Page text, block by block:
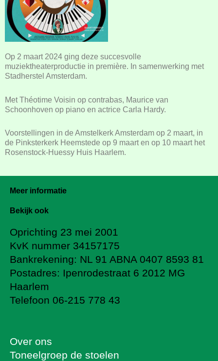
Op 2 maart 2024 ging deze succesvolle
muziektheaterproductie in première. In samenwerking met
Stadherstel Amsterdam.
Met Théotime Voisin op contrabas, Maurice van
Schoonhoven op piano en actrice Carla Hardy.
Voorstellingen in de Amstelkerk Amsterdam op 2 maart, in
de Pinksterkerk Heemstede op 9 maart en op 10 maart het
Rosenstock-Huessy Huis Haarlem.
Meer informatie
Bekijk ook
Oprichting 23 mei 2001
KvK nummer 34157175
Bankrekening: NL 91 ABNA 0407 8593 81
Postadres: Ipenrodestraat 6 2012 MG
Haarlem
Telefoon 06-215 778 43
Over ons
Toneelgroep de stoelen